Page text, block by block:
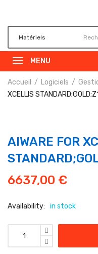
MENU
Accueil Logiciels
XCELLIS STANDARD;GOLD;Z1
AIWARE FOR
6637,00 €
Availability: in stock